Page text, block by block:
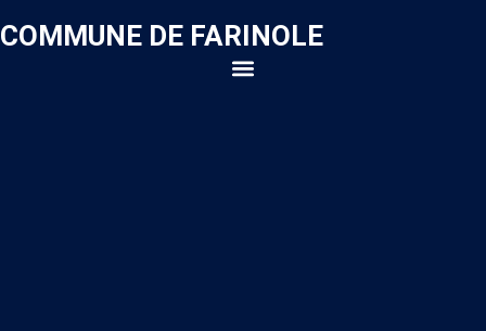
COMMUNE DE FARINOLE